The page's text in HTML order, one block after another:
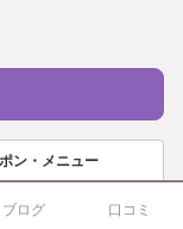
ン・メニュー
ブログ 口コミ